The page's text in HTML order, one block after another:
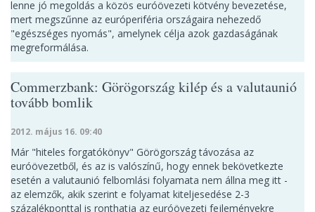
lenne jó megoldás a közös euróövezeti kötvény bevezetése,
mert megszűnne az európeriféria országaira nehezedő
"egészséges nyomás", amelynek célja azok gazdaságának
megreformálása.
Commerzbank: Görögország kilép és a valutaunió
tovább bomlik
2012. május 16. 09:40
Már "hiteles forgatókönyv" Görögország távozása az
euróövezetből, és az is valószínű, hogy ennek bekövetkezte
esetén a valutaunió felbomlási folyamata nem állna meg itt -
az elemzők, akik szerint e folyamat kiteljesedése 2-3
százalékponttal is ronthatja az euróövezeti fejleményekre